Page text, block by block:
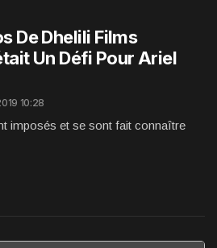
De Dhelili Films
Un Défi Pour Ariel
10:28
imposés et se sont fait connaître